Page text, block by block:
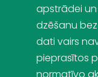
apstrādei
dzēšanu
dati vairs
pieprasītos
normatīvo